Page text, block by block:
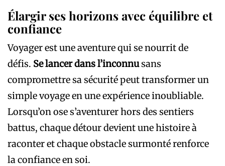
Élargir ses horizons avec équilibre et
confiance
Voyager est une aventure qui se nourrit de
défis. Se lancer dans l’inconnusans
compromettre sa sécurité peut transformer un
simple voyage en une expérience inoubliable.
Lorsqu’on ose s’aventurer hors des sentiers
battus, chaque détour devient une histoire à
raconter et chaque obstacle surmonté renforce
la confiance en soi.